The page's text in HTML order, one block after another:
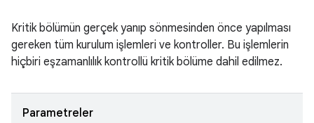
Kritik bölümün gerçek yanıp sönmesinden önce yapılması
gereken tüm kurulum işlemleri ve kontroller. Bu işlemlerin
hiçbiri eşzamanlılık kontrollü kritik bölüme dahil edilmez.
Parametreler